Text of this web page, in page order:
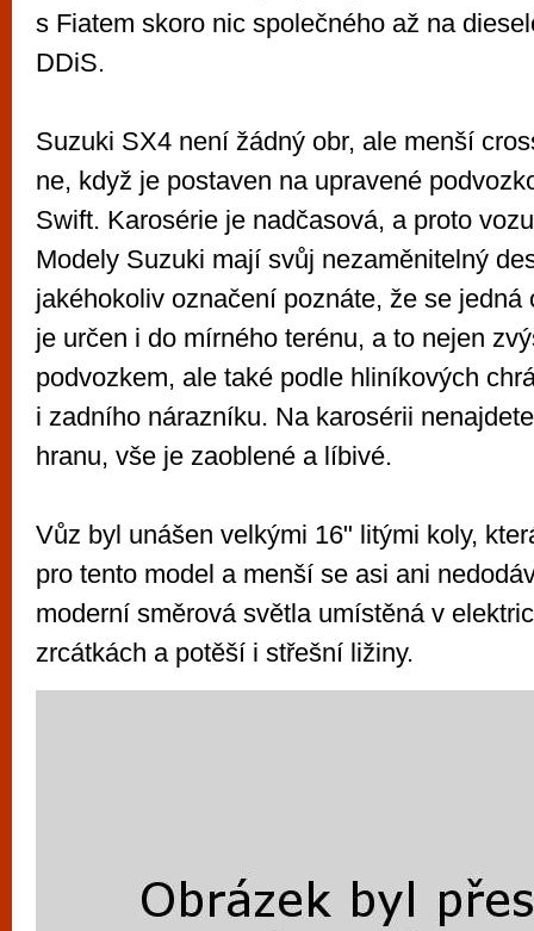
s Fiatem skoro nic společného až na
DDiS.
Suzuki SX4 není žádný obr, ale menší
ne, když je postaven na upravené
Swift. Karosérie je nadčasová, a proto
Modely Suzuki mají svůj nezaměnitelný
jakéhokoliv označení poznáte, že se jedná
je určen i do mírného terénu, a to nejen
podvozkem, ale také podle hliníkových
i zadního nárazníku. Na karosérii
hranu, vše je zaoblené a líbivé.
Vůz byl unášen velkými 16" litými koly,
pro tento model a menší se asi ani
moderní směrová světla umístěná v
zrcátkách a potěší i střešní ližiny.